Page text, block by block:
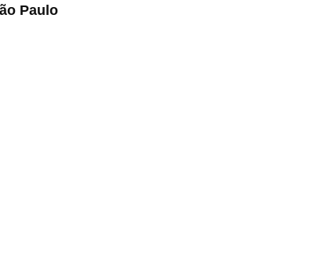
Paulo